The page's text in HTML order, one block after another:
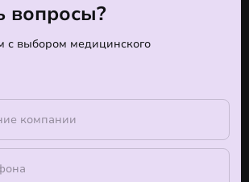
вопросы?
выбором медицинского